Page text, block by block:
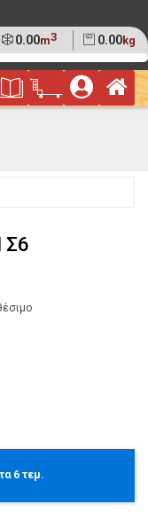
Όγκος
0.00m3 Βάρος
0.00kg
Φυλλάδιο
Προσφορών
Σ6
6 τεμ.